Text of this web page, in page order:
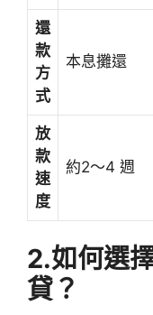
還
款
方
式
本息攤還
放
款
速
度
約2～4 週
2.如何選
貸？